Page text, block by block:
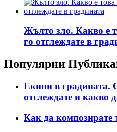
Жълто зло. Какво е
го отглеждате в
Популярни
Екипи в градината.
отглеждате и какво
Как да композирате